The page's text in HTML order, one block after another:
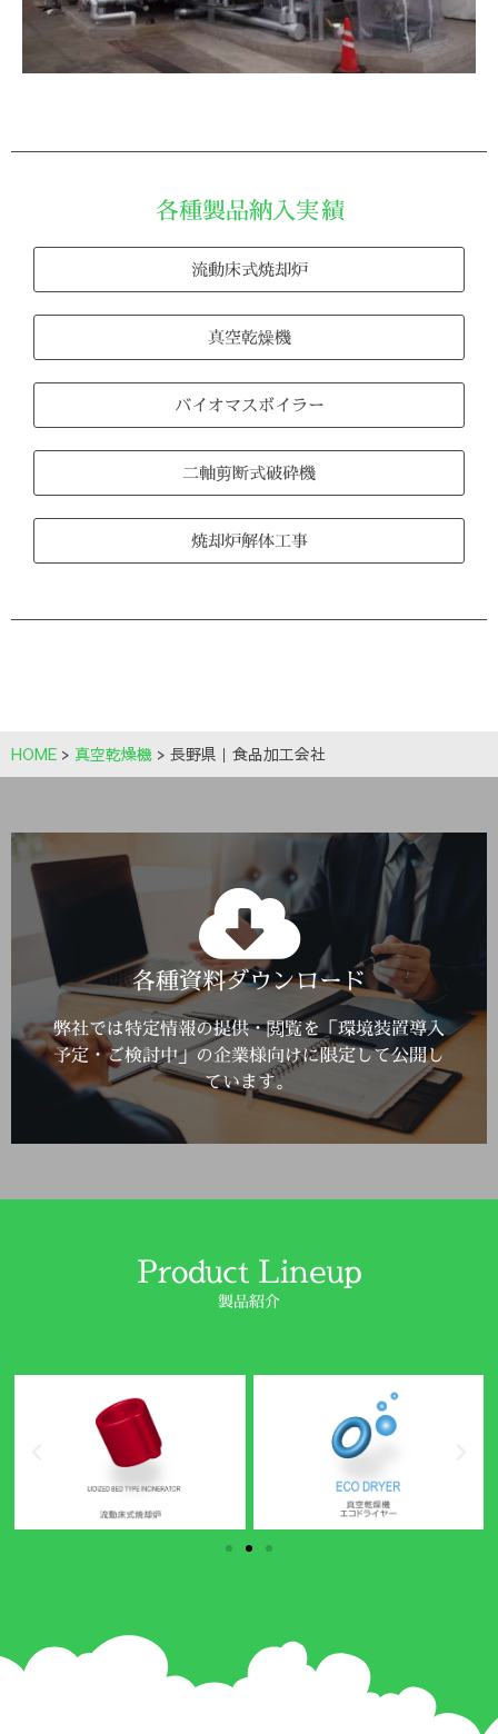
各種製品納入実績
流動床式焼却炉
真空乾燥機
バイオマスボイラー
二軸剪断式破砕機
焼却炉解体工事
HOME > 真空乾燥機 > 長野県｜食品加工会社
各種資料ダウンロード
弊社では特定情報の提供・閲覧を「環境装置導入
予定・ご検討中」の企業様向けに限定して公開し
ています。
詳しくはこちら
Click Here
Product Lineup
製品紹介